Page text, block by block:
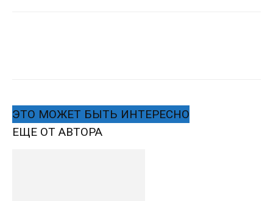
ЭТО МОЖЕТ БЫТЬ ИНТЕРЕСНО
ЕЩЕ ОТ АВТОРА